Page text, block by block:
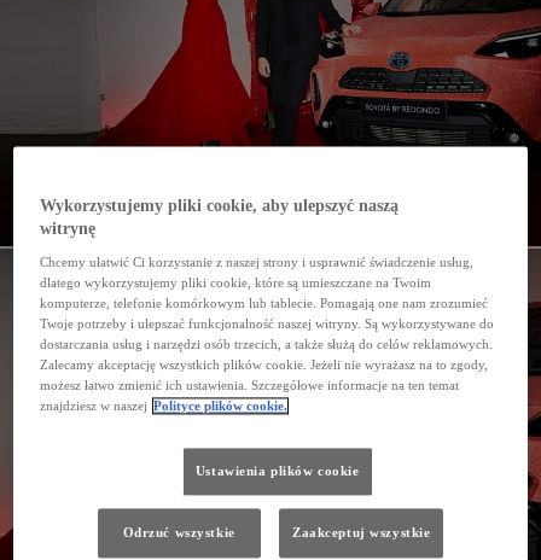
Wykorzystujemy pliki cookie, aby ulepszyć naszą
witrynę
Chcemy ułatwić Ci korzystanie z naszej strony i usprawnić świadczenie usług,
dlatego wykorzystujemy pliki cookie, które są umieszczane na Twoim
komputerze, telefonie komórkowym lub tablecie. Pomagają one nam zrozumieć
Twoje potrzeby i ulepszać funkcjonalność naszej witryny. Są wykorzystywane do
dostarczania usług i narzędzi osób trzecich, a także służą do celów reklamowych.
Zalecamy akceptację wszystkich plików cookie. Jeżeli nie wyrażasz na to zgody,
możesz łatwo zmienić ich ustawienia. Szczegółowe informacje na ten temat
znajdziesz w naszej Polityce plików cookie.
Ustawienia plików cookie
Odrzuć wszystkie Zaakceptuj wszystkie